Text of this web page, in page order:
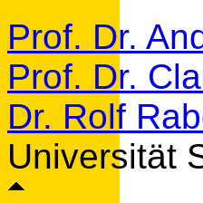
Prof. Dr.
Prof. Dr.
Dr. Rolf
Universität